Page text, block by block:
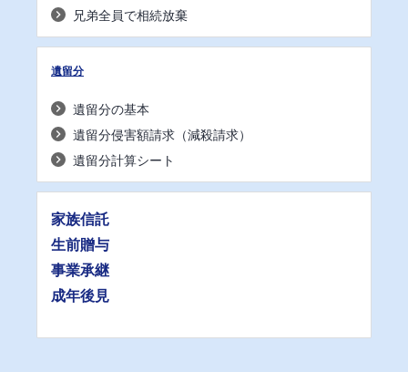
兄弟全員で相続放棄
遺留分
遺留分の基本
遺留分侵害額請求（減殺請求）
遺留分計算シート
家族信託
生前贈与
事業承継
成年後見